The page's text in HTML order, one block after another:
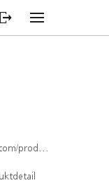
CH1554892005